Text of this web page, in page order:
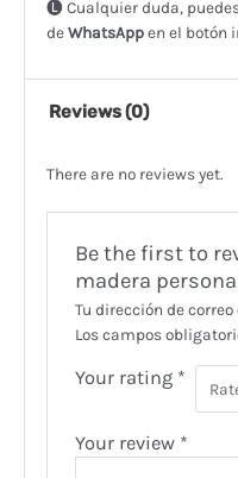
🅛 Cualquier duda,
deWhatsAppen el botón
Reviews (0)
There are no reviews yet.
Be the first to
madera
Tu dirección de
Los campos
Your rating *
Your review *